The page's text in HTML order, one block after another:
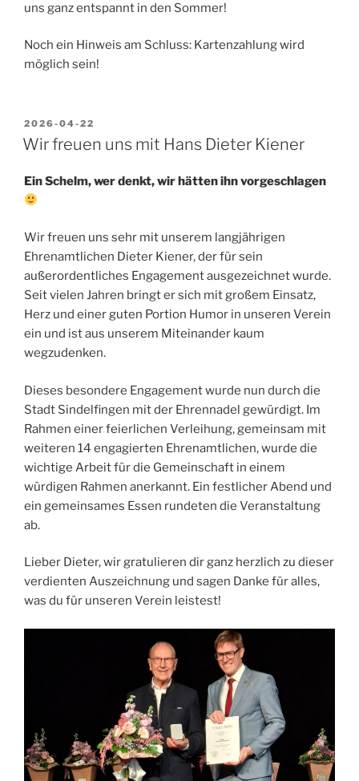
uns ganz entspannt in den Sommer!
Noch ein Hinweis am Schluss: Kartenzahlung wird
möglich sein!
VERÖFFENTLICHT
AM
2026-04-22
Wir freuen uns mit Hans Dieter Kiener
Ein Schelm, wer denkt, wir hätten ihn vorgeschlagen
Wir freuen uns sehr mit unserem langjährigen
Ehrenamtlichen Dieter Kiener, der für sein
außerordentliches Engagement ausgezeichnet wurde.
Seit vielen Jahren bringt er sich mit großem Einsatz,
Herz und einer guten Portion Humor in unseren Verein
ein und ist aus unserem Miteinander kaum
wegzudenken.
Dieses besondere Engagement wurde nun durch die
Stadt Sindelfingen mit der Ehrennadel gewürdigt. Im
Rahmen einer feierlichen Verleihung, gemeinsam mit
weiteren 14 engagierten Ehrenamtlichen, wurde die
wichtige Arbeit für die Gemeinschaft in einem
würdigen Rahmen anerkannt. Ein festlicher Abend und
ein gemeinsames Essen rundeten die Veranstaltung
ab.
Lieber Dieter, wir gratulieren dir ganz herzlich zu dieser
verdienten Auszeichnung und sagen Danke für alles,
was du für unseren Verein leistest!